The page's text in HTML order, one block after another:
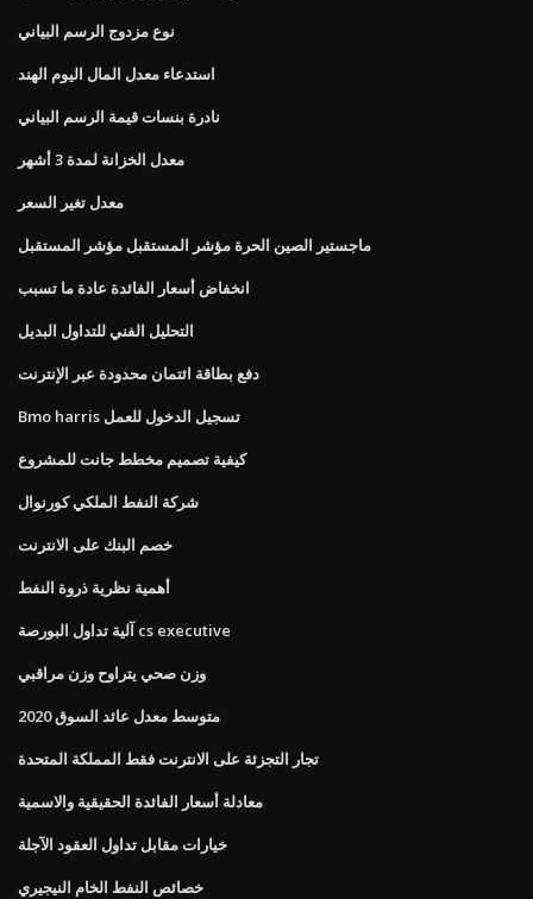
نوع مزدوج الرسم البياني
استدعاء معدل المال اليوم الهند
نادرة بنسات قيمة الرسم البياني
معدل الخزانة لمدة 3 أشهر
معدل تغير السعر
ماجستير الصين الحرة مؤشر المستقبل مؤشر المستقبل
انخفاض أسعار الفائدة عادة ما تسبب
التحليل الفني للتداول البديل
دفع بطاقة ائتمان محدودة عبر الإنترنت
Bmo harris تسجيل الدخول للعمل
كيفية تصميم مخطط جانت للمشروع
شركة النفط الملكي كورنوال
خصم البنك على الانترنت
أهمية نظرية ذروة النفط
آلية تداول البورصة cs executive
وزن صحي يتراوح وزن مراقبي
متوسط ​​معدل عائد السوق 2020
تجار التجزئة على الانترنت فقط المملكة المتحدة
معادلة أسعار الفائدة الحقيقية والاسمية
خيارات مقابل تداول العقود الآجلة
خصائص النفط الخام النيجيري